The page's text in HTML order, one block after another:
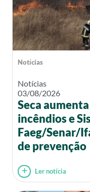
Notícias
Notícias
03/08/2026
Seca
incêndios e
Faeg/Senar/
de prevenção
Ler notícia